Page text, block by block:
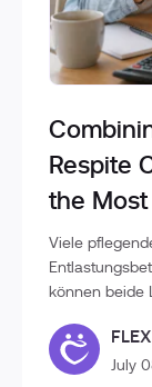
Respite
the
Viele
können beide
kombiniert,
Pflegealltag
July